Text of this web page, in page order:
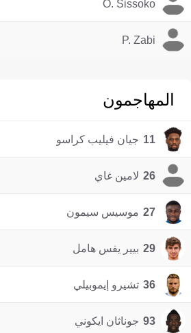
O. Sissoko
P. Zabi
المهاجمون
11 جيان فيليب كراسو
26 لامين غاي
27 موسيس سيمون
29 بيير يفس هامل
36 تشيرو إيموبيلي
93 جوناثان ايكوني